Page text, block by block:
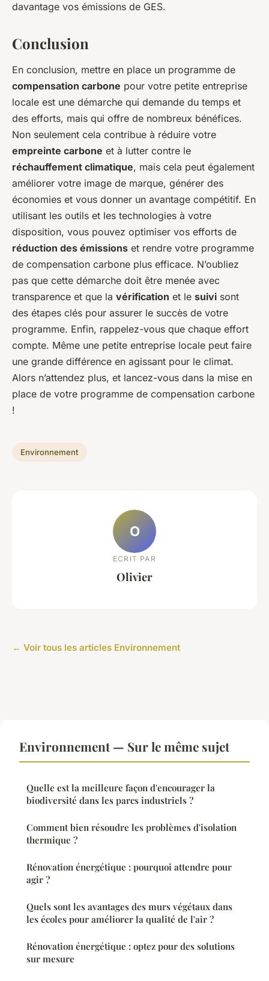
davantage vos émissions de GES.
Conclusion
En conclusion, mettre en place un programme de
compensation carbone pour votre petite entreprise
locale est une démarche qui demande du temps et
des efforts, mais qui offre de nombreux bénéfices.
Non seulement cela contribue à réduire votre
empreinte carbone et à lutter contre le
réchauffement climatique, mais cela peut également
améliorer votre image de marque, générer des
économies et vous donner un avantage compétitif. En
utilisant les outils et les technologies à votre
disposition, vous pouvez optimiser vos efforts de
réduction des émissions et rendre votre programme
de compensation carbone plus efficace. N’oubliez
pas que cette démarche doit être menée avec
transparence et que la vérification et le suivi sont
des étapes clés pour assurer le succès de votre
programme. Enfin, rappelez-vous que chaque effort
compte. Même une petite entreprise locale peut faire
une grande différence en agissant pour le climat.
Alors n’attendez plus, et lancez-vous dans la mise en
place de votre programme de compensation carbone
!
Environnement
O
ECRIT PAR
Olivier
← Voir tous les articles Environnement
Environnement — Sur le même sujet
Quelle est la meilleure façon d'encourager la
biodiversité dans les parcs industriels ?
Comment bien résoudre les problèmes d'isolation
thermique ?
Rénovation énergétique : pourquoi attendre pour
agir ?
Quels sont les avantages des murs végétaux dans
les écoles pour améliorer la qualité de l'air ?
Rénovation énergétique : optez pour des solutions
sur mesure